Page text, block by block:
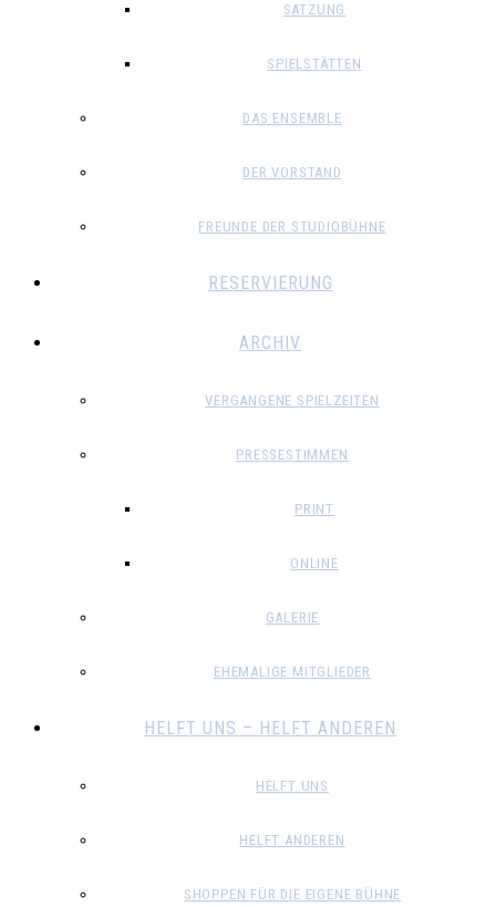
SATZUNG
SPIELSTÄTTEN
DAS ENSEMBLE
DER VORSTAND
FREUNDE DER STUDIOBÜHNE
RESERVIERUNG
ARCHIV
VERGANGENE SPIELZEITEN
PRESSESTIMMEN
PRINT
ONLINE
GALERIE
EHEMALIGE MITGLIEDER
HELFT UNS – HELFT ANDEREN
HELFT UNS
HELFT ANDEREN
SHOPPEN FÜR DIE EIGENE BÜHNE